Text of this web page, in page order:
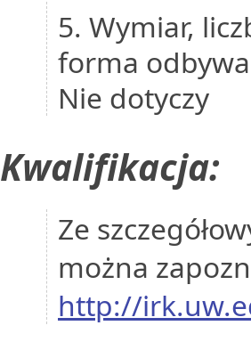
5. Wymiar,
forma
Nie dotyczy
Kwalifikacja:
Ze
można
http://